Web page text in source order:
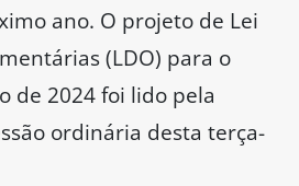
ano. O projeto de Lei
(LDO) para o
de 2024 foi lido pela
ordinária desta terça-